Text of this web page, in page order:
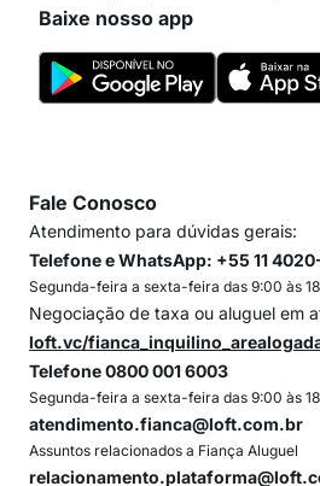
Baixe nosso app
Fale Conosco
Atendimento para dúvidas gerais:
Telefone e WhatsApp: +55 11
Segunda-feira a sexta-feira das 9:00 às
Negociação de taxa ou aluguel em
loft.vc/
Telefone 0800 001 6003
Segunda-feira a sexta-feira das 9:00 às
atendimento.fianca@loft.com.br
Assuntos relacionados a Fiança Aluguel